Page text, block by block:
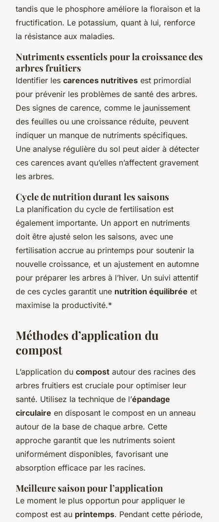
tandis que le phosphore améliore la floraison et la
fructification. Le potassium, quant à lui, renforce
la résistance aux maladies.
Nutriments essentiels pour la croissance des
arbres fruitiers
Identifier les carences nutritives est primordial
pour prévenir les problèmes de santé des arbres.
Des signes de carence, comme le jaunissement
des feuilles ou une croissance réduite, peuvent
indiquer un manque de nutriments spécifiques.
Une analyse régulière du sol peut aider à détecter
ces carences avant qu’elles n’affectent gravement
les arbres.
Cycle de nutrition durant les saisons
La planification du cycle de fertilisation est
également importante. Un apport en nutriments
doit être ajusté selon les saisons, avec une
fertilisation accrue au printemps pour soutenir la
nouvelle croissance, et un ajustement en automne
pour préparer les arbres à l’hiver. Un suivi attentif
de ces cycles garantit une nutrition équilibrée et
maximise la productivité.*
Méthodes d’application du
compost
L’application du compost autour des racines des
arbres fruitiers est cruciale pour optimiser leur
santé. Utilisez la technique de l’épandage
circulaire en disposant le compost en un anneau
autour de la base de chaque arbre. Cette
approche garantit que les nutriments soient
uniformément disponibles, favorisant une
absorption efficace par les racines.
Meilleure saison pour l’application
Le moment le plus opportun pour appliquer le
compost est au printemps. Pendant cette période,